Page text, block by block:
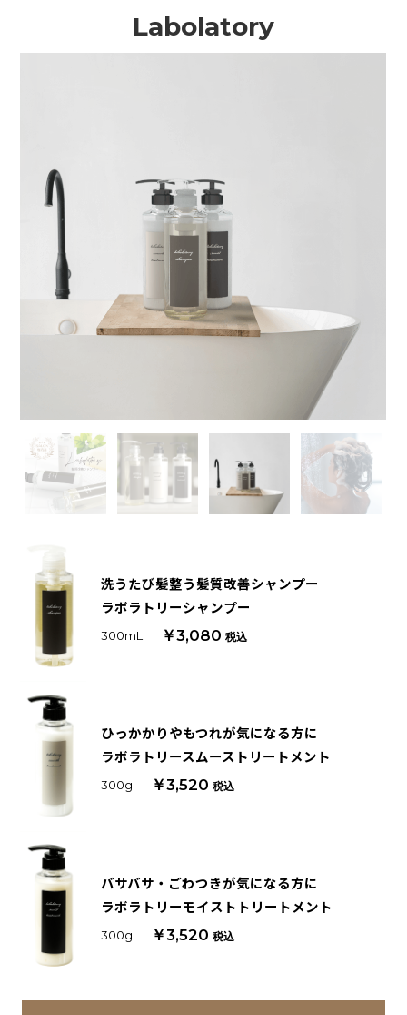
Labolatory
洗うたび髪整う髪質改善シャンプー
ラボラトリーシャンプー
300mL ￥3,080 税込
ひっかかりやもつれが気になる方に
ラボラトリースムーストリートメント
300g ￥3,520 税込
バサバサ・ごわつきが気になる方に
ラボラトリーモイストトリートメント
300g ￥3,520 税込